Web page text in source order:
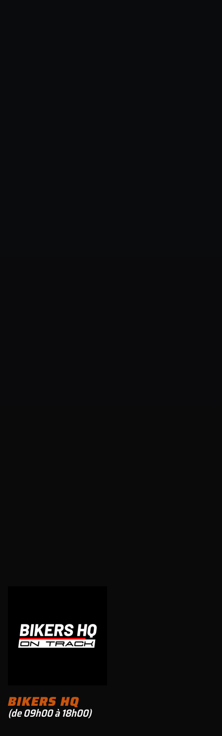
BIKERS HQ
(de 09h00 à 18h00)